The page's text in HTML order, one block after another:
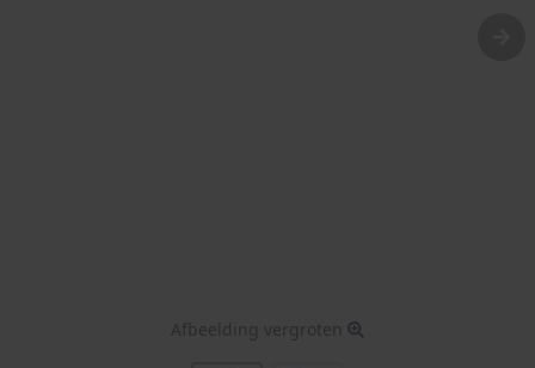
Afbeelding vergroten